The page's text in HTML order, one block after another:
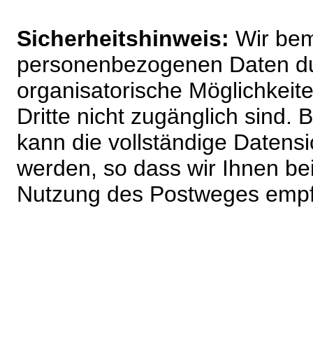
Sicherheitshinweis: Wir
personenbezogenen Daten
organisatorische
Dritte nicht zugänglich sind.
kann die vollständige
werden, so dass wir Ihnen
Nutzung des Postweges